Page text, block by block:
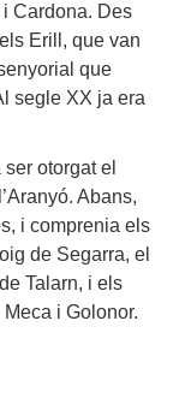
Cardona. Des
Erill, que van
que
segle XX ja era
otorgat el
Abans,
i comprenia els
de Segarra, el
Talarn, i els
i Golonor.